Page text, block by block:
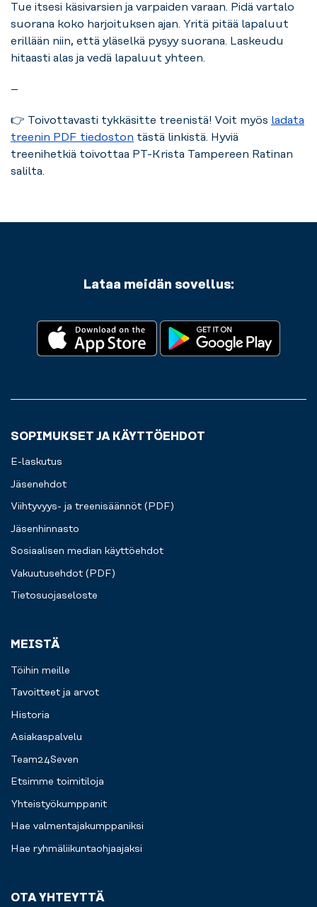
Tue itsesi käsivarsien ja varpaiden varaan. Pidä vartalo
suorana koko harjoituksen ajan. Yritä pitää lapaluut
erillään niin, että yläselkä pysyy suorana. Laskeudu
hitaasti alas ja vedä lapaluut yhteen.
–
👉 Toivottavasti tykkäsitte treenistä! Voit myös ladata
treenin PDF tiedoston tästä linkistä. Hyviä
treenihetkiä toivottaa PT-Krista Tampereen Ratinan
salilta.
Lataa meidän sovellus:
SOPIMUKSET JA KÄYTTÖEHDOT
E-laskutus
Jäsenehdot
Viihtyvyys- ja treenisäännöt (PDF)
Jäsenhinnasto
Sosiaalisen median käyttöehdot
Vakuutusehdot (PDF)
Tietosuojaseloste
MEISTÄ
Töihin meille
Tavoitteet ja arvot
Historia
Asiakaspalvelu
Team24Seven
Etsimme toimitiloja
Yhteistyökumppanit
Hae valmentajakumppaniksi
Hae ryhmäliikuntaohjaajaksi
OTA YHTEYTTÄ